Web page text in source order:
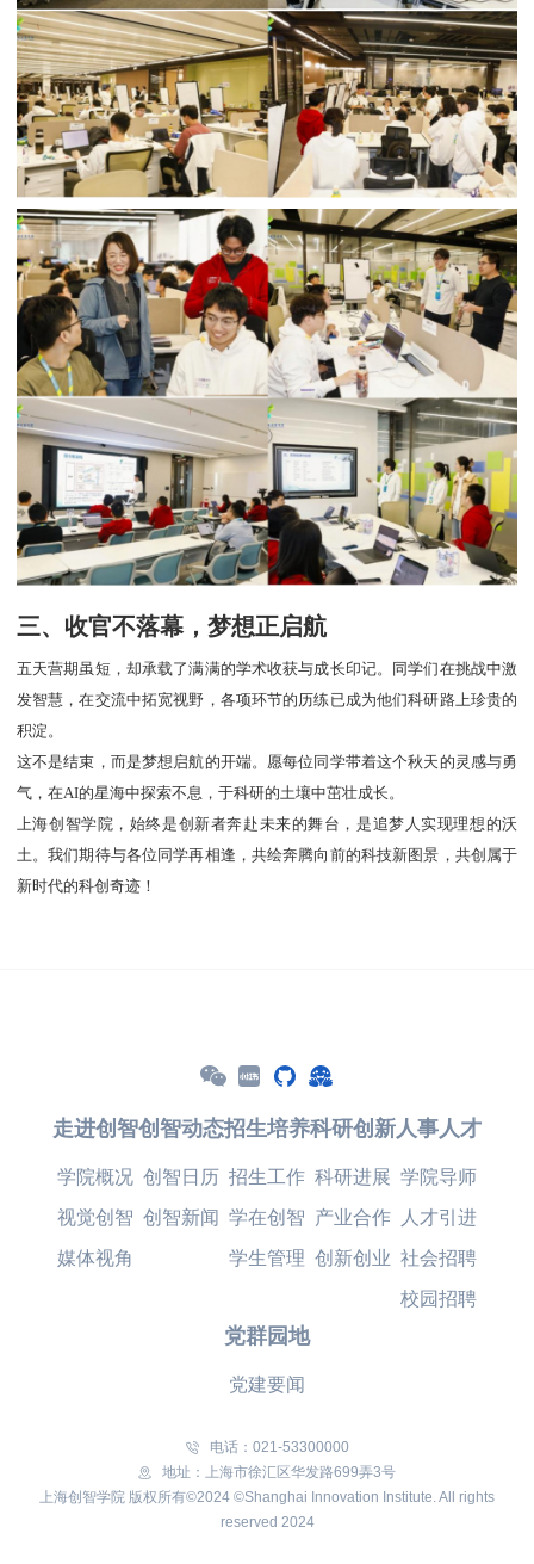
三、收官不落幕，梦想正启航
五天营期虽短，却承载了满满的学术收获与成长印记。同学们在挑战中激
发智慧，在交流中拓宽视野，各项环节的历练已成为他们科研路上珍贵的
积淀。
这不是结束，而是梦想启航的开端。愿每位同学带着这个秋天的灵感与勇
气，在AI的星海中探索不息，于科研的土壤中茁壮成长。
上海创智学院，始终是创新者奔赴未来的舞台，是追梦人实现理想的沃
土。我们期待与各位同学再相逢，共绘奔腾向前的科技新图景，共创属于
新时代的科创奇迹！
走进创智
学院概况
视觉创智
媒体视角
创智动态
创智日历
创智新闻
招生培养
招生工作
学在创智
学生管理
科研创新
科研进展
产业合作
创新创业
人事人才
学院导师
人才引进
社会招聘
校园招聘
党群园地
党建要闻
电话：021-53300000
地址：上海市徐汇区华发路699弄3号
上海创智学院 版权所有©2024 ©Shanghai Innovation Institute. All rights
reserved 2024